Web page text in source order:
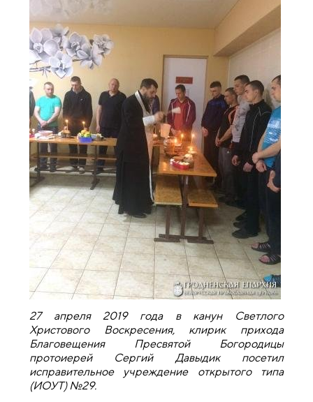
27 апреля 2019 года в канун Светлого
Христового Воскресения, клирик прихода
Благовещения Пресвятой Богородицы
протоиерей Сергий Давыдик посетил
исправительное учреждение открытого типа
(ИОУТ) №29.